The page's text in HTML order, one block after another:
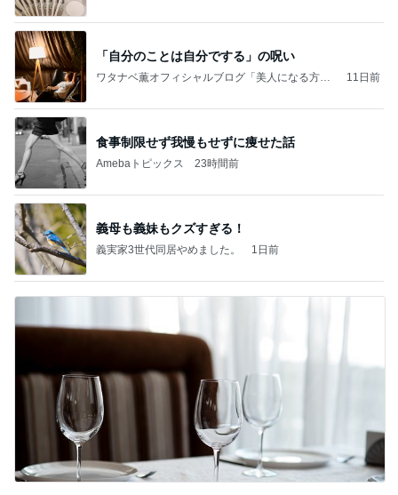
「自分のことは自分でする」の呪い
ワタナベ薫オフィシャルブログ「美人になる方
11日前
食事制限せず我慢もせずに痩せた話
Amebaトピックス 23時間前
義母も義妹もクズすぎる！
義実家3世代同居やめました。 1日前